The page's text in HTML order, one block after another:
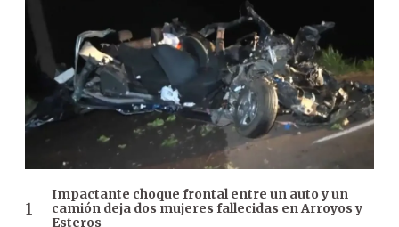
Impactante choque frontal entre un auto y un
camión deja dos mujeres fallecidas en Arroyos y
Esteros